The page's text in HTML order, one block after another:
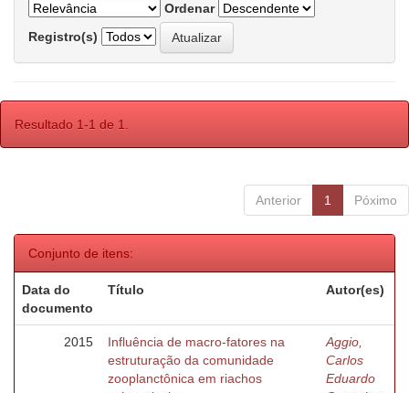
Ordenar
Registro(s)
Resultado 1-1 de 1.
Anterior 1 Póximo
Conjunto de itens:
Data do
documento
Título Autor(es)
2015
Influência de macro-fatores na
estruturação da comunidade
zooplanctônica em riachos
Aggio,
Carlos
Eduardo